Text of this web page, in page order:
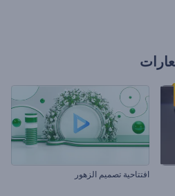
افتتاحية تصميم الزهور